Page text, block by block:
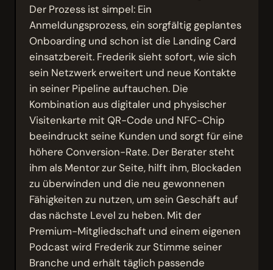
Der Prozess ist simpel: Ein
Anmeldungsprozess, ein sorgfältig geplantes
Onboarding und schon ist die Landing Card
einsatzbereit. Frederik sieht sofort, wie sich
sein Netzwerk erweitert und neue Kontakte
in seiner Pipeline auftauchen. Die
Kombination aus digitaler und physischer
Visitenkarte mit QR-Code und NFC-Chip
beeindruckt seine Kunden und sorgt für eine
höhere Conversion-Rate. Der Berater steht
ihm als Mentor zur Seite, hilft ihm, Blockaden
zu überwinden und die neu gewonnenen
Fähigkeiten zu nutzen, um sein Geschäft auf
das nächste Level zu heben. Mit der
Premium-Mitgliedschaft und einem eigenen
Podcast wird Frederik zur Stimme seiner
Branche und erhält täglich passende